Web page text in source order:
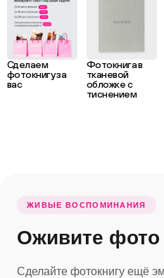
Сделаем
фотокнигу за
вас
Фотокнига в
тканевой
обложке с
тиснением
ЖИВЫЕ ВОСПОМИНАНИЯ
Оживите фото
Сделайте фотокнигу ещё